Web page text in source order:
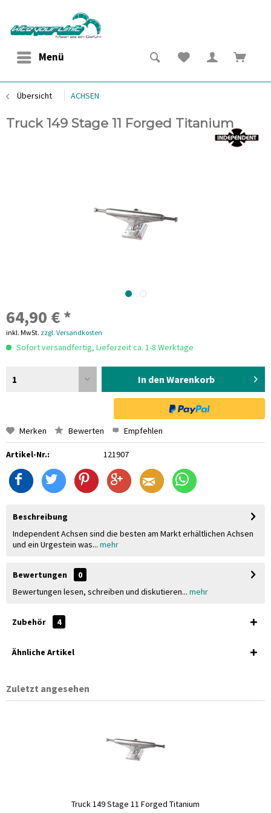
Menü
Übersicht ACHSEN
Truck 149 Stage 11 Forged Titanium
64,90 € *
inkl. MwSt. zzgl. Versandkosten
Sofort versandfertig, Lieferzeit ca. 1-8 Werktage
1 In den Warenkorb
Merken Bewerten Empfehlen
Artikel-Nr.: 121907
Beschreibung
Independent Achsen sind die besten am Markt erhältlichen Achsen
und ein Urgestein was... mehr
Bewertungen
0
Bewertungen lesen, schreiben und diskutieren... mehr
Zubehör 4
Ähnliche Artikel
Zuletzt angesehen
Truck 149 Stage 11 Forged Titanium